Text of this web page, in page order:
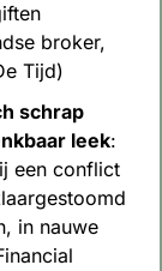
broker,
Tijd)
schrap
leek:
een conflict
in nauwe